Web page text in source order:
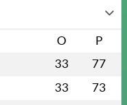
O P
33 77
33 73